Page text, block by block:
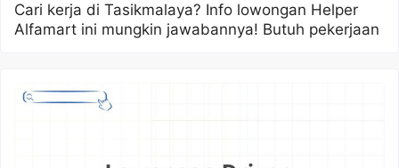
Cari kerja di Tasikmalaya? Info lowongan Helper
Alfamart ini mungkin jawabannya! Butuh pekerjaan